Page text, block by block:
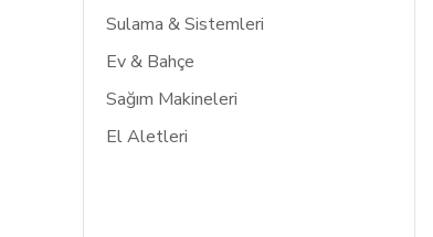
Sulama & Sistemleri
Ev & Bahçe
Sağım Makineleri
El Aletleri